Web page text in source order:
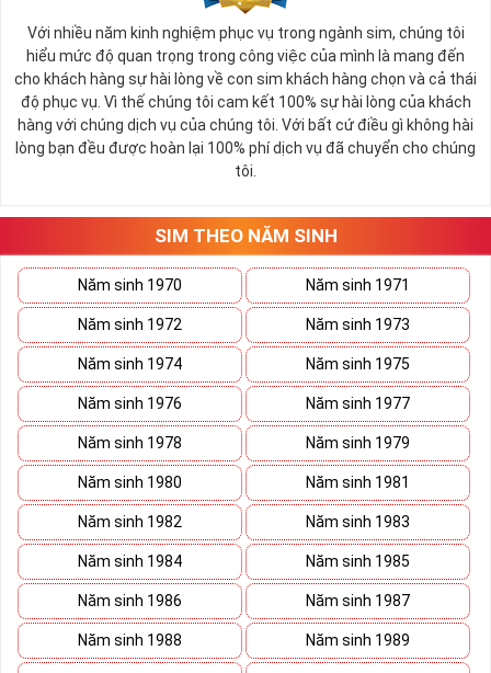
Ý nghĩa sim tứ quý 2
Theo quan niệm phong thủy
Số 2 tượng trưng cho sự cân bằng, hài hòa của âm dương và đất
trời. Sự cân bằng này giúp cho mọi việc đều thuận lợi và mang lại
nhiều may mắn trong cuộc sống và kinh doanh.
Số 2 còn biểu trưng cho lòng tốt, sự ổn định và tính hai mặt của
mọi vấn đề. Số 2 giúp cho họ có được sự lựa chọn, để đưa ra
những hướng giải quyết đúng đắn nhắt.
tứ 2 cùng xuất hiện trong một dãy số sim càng giúp cho ý nghĩa
sim tứ quýtăng lên gấp bội. Sở hữu sim Tứ Quý 2 giúp khích lệ tinh
thần người sở hữu là không sợ bất cứ điều gì mà hãy cứ làm thì
mọi điều tốt đẹp và may mắn ắt sẽ đến.
Lợi ích sim Tứ Quý 2 mang lại là gì?
Với nhiều năm kinh nghiệm phục vụ trong ngành sim, chúng tôi
hiểu mức độ quan trọng trong công việc của mình là mang đến
cho khách hàng sự hài lòng về con sim khách hàng chọn và cả thái
độ phục vụ. Vì thế chúng tôi cam kết 100% sự hài lòng của khách
hàng với chúng dịch vụ của chúng tôi. Với bất cứ điều gì không hài
lòng bạn đều được hoàn lại 100% phí dịch vụ đã chuyển cho chúng
tôi.
SIM THEO NĂM SINH
Năm sinh 1970 Năm sinh 1971
Năm sinh 1972 Năm sinh 1973
Năm sinh 1974 Năm sinh 1975
Năm sinh 1976 Năm sinh 1977
Năm sinh 1978 Năm sinh 1979
Năm sinh 1980 Năm sinh 1981
Năm sinh 1982 Năm sinh 1983
Năm sinh 1984 Năm sinh 1985
Năm sinh 1986 Năm sinh 1987
Năm sinh 1988 Năm sinh 1989